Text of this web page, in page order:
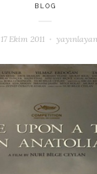
BLOG
17 Ekim 2011 yayınlayan